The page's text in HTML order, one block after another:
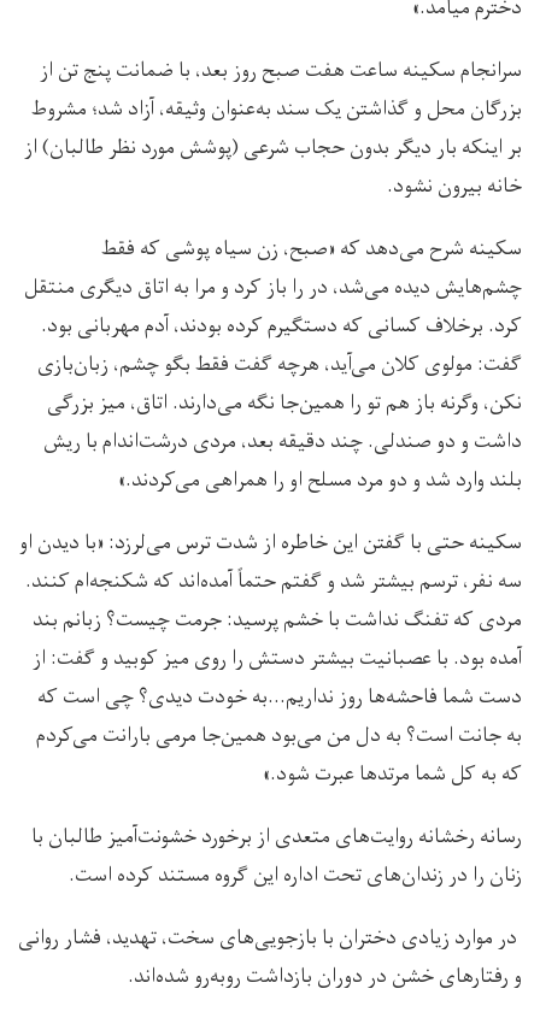
دخترم میامد.»
سرانجام سکینه ساعت هفت صبح روز بعد، با ضمانت پنج تن از
بزرگان محل و گذاشتن یک سند به‌عنوان وثیقه، آزاد شد؛ مشروط
بر اینکه بار دیگر بدون حجاب شرعی (پوشش مورد نظر طالبان) از
خانه بیرون نشود.
سکینه شرح می‌دهد که «صبح، زن سیاه پوشی که فقط
چشم‌هایش دیده می‌شد، در را باز کرد و مرا به اتاق دیگری منتقل
کرد. برخلاف کسانی که دستگیرم کرده بودند، آدم مهربانی بود.
گفت: مولوی کلان می‌آید، هرچه گفت فقط بگو چشم، زبان‌بازی
نکن، وگرنه باز هم تو را همین‌جا نگه می‌دارند. اتاق، میز بزرگی
داشت و دو صندلی. چند دقیقه بعد، مردی درشت‌اندام با ریش
بلند وارد شد و دو مرد مسلح او را همراهی می‌کردند.»
سکینه حتی با گفتن این خاطره از شدت ترس می‌لرزد: «با دیدن او
سه نفر، ترسم بیشتر شد و گفتم حتماً آمده‌اند که شکنجه‌ام کنند.
مردی که تفنگ نداشت با خشم پرسید: جرمت چیست؟ زبانم بند
آمده بود. با عصبانیت بیشتر دستش را روی میز کوبید و گفت: از
دست شما فاحشه‌ها روز نداریم…به خودت دیدی؟ چی است که
به جانت است؟ به دل من می‌بود همین‌جا مرمی ‌بارانت می‌کردم
که به کل شما مرتدها عبرت شود.»
رسانه رخشانه روایت‌های متعدی از برخورد خشونت‌آمیز طالبان با
زنان را در زندان‌های تحت اداره این گروه مستند کرده است.
در موارد زیادی دختران با بازجویی‌های سخت، تهدید، فشار روانی
و رفتارهای خشن در دوران بازداشت روبه‌رو شده‌اند.